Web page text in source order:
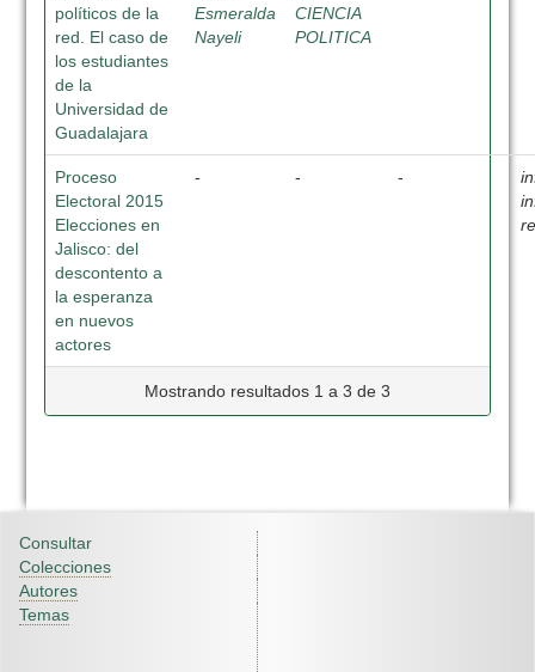
políticos de la
red. El caso de
los estudiantes
de la
Universidad de
Guadalajara
Esmeralda
Nayeli
CIENCIA
POLITICA
Proceso
Electoral 2015
Elecciones en
Jalisco: del
descontento a
la esperanza
en nuevos
actores
- - -
Mostrando resultados 1 a 3 de 3
Consultar
Colecciones
Autores
Temas